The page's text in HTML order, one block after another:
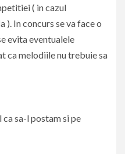
( in cazul
In concurs se va face o
evita eventualele
ca melodiile nu trebuie sa
sa-l postam si pe